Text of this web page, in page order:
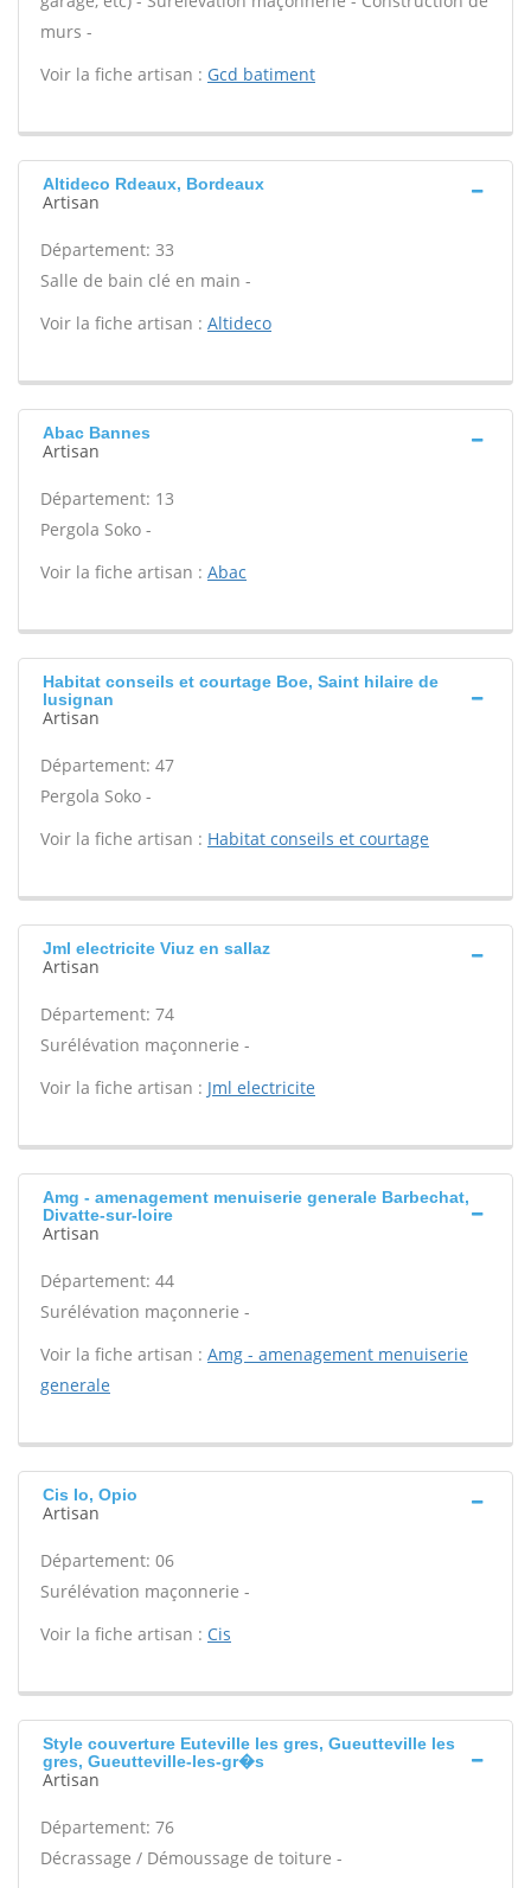
murs -
Voir la fiche artisan : Gcd batiment
Altideco Rdeaux, Bordeaux
Artisan
Département: 33
Salle de bain clé en main -
Voir la fiche artisan : Altideco
Abac Bannes
Artisan
Département: 13
Pergola Soko -
Voir la fiche artisan : Abac
Habitat conseils et courtage Boe, Saint hilaire de
lusignan
Artisan
Département: 47
Pergola Soko -
Voir la fiche artisan : Habitat conseils et courtage
Jml electricite Viuz en sallaz
Artisan
Département: 74
Surélévation maçonnerie -
Voir la fiche artisan : Jml electricite
Amg - amenagement menuiserie generale Barbechat,
Divatte-sur-loire
Artisan
Département: 44
Surélévation maçonnerie -
Voir la fiche artisan : Amg - amenagement menuiserie
generale
Cis Io, Opio
Artisan
Département: 06
Surélévation maçonnerie -
Voir la fiche artisan : Cis
Style couverture Euteville les gres, Gueutteville les
gres, Gueutteville-les-gr�s
Artisan
Département: 76
Décrassage / Démoussage de toiture -